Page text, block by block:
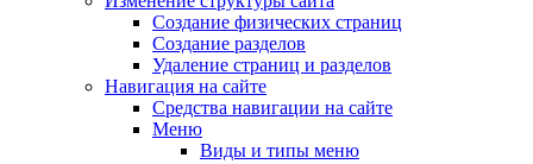
Создание физических страниц
Создание разделов
Удаление страниц и разделов
Навигация на сайте
Средства навигации на сайте
Меню
Виды и типы меню